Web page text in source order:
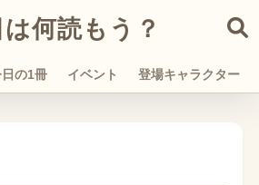
何読もう？
の1冊 イベント 登場キャラクター